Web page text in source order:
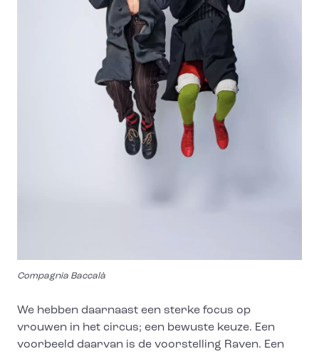
Compagnia Baccalà
We hebben daarnaast een sterke focus op
vrouwen in het circus; een bewuste keuze. Een
voorbeeld daarvan is de voorstelling Raven. Een